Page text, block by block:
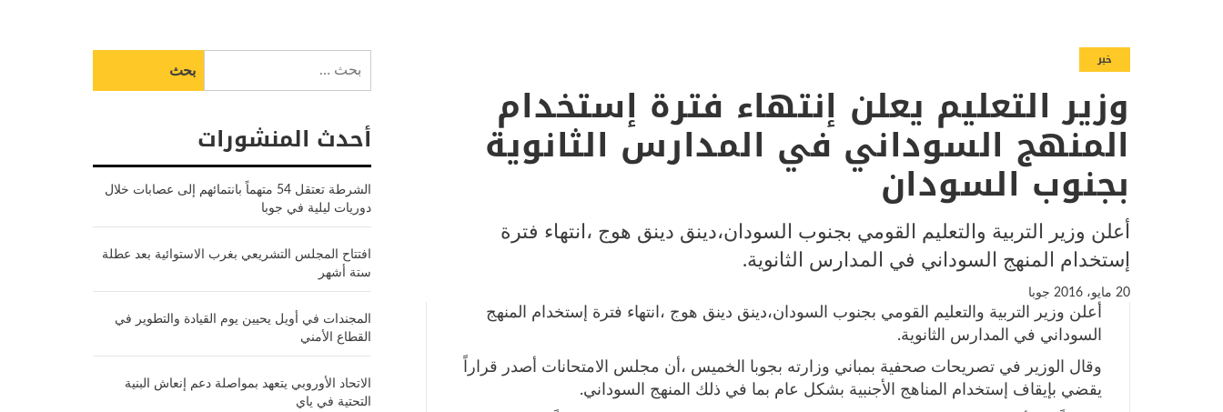
خبر
وزير التعليم يعلن إنتهاء فترة إستخدام
المنهج السوداني في المدارس الثانوية
بجنوب السودان
أعلن وزير التربية والتعليم القومي بجنوب السودان،دينق دينق هوج ،انتهاء فترة
إستخدام المنهج السوداني في المدارس الثانوية.
20 مايو، 2016 جوبا
أعلن وزير التربية والتعليم القومي بجنوب السودان،دينق دينق هوج ،انتهاء فترة إستخدام المنهج
السوداني في المدارس الثانوية.
وقال الوزير في تصريحات صحفية بمباني وزارته بجوبا الخميس ،أن مجلس الامتحانات أصدر قراراً
يقضي بإيقاف إستخدام المناهج الأجنبية بشكل عام بما في ذلك المنهج السوداني.
عن:
أحدث المنشورات
الشرطة تعتقل 54 متهماً بانتمائهم إلى عصابات خلال
دوريات ليلية في جوبا
افتتاح المجلس التشريعي بغرب الاستوائية بعد عطلة
ستة أشهر
المجندات في أويل يحيين يوم القيادة والتطوير في
القطاع الأمني
الاتحاد الأوروبي يتعهد بمواصلة دعم إنعاش البنية
التحتية في ياي